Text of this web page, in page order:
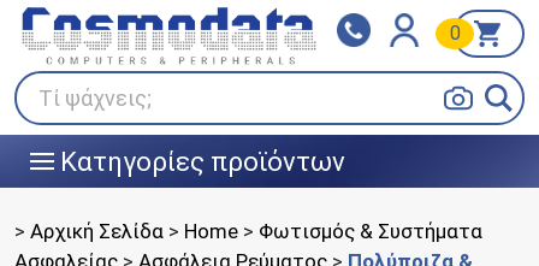
Τί ψάχνεις;
0
||| Κατηγορίες προϊόντων
Klarna
Πληρώστε σε 3
άτοκες δόσεις
BOX NOW
> Αρχική Σελίδα > Home > Φωτισμός & Συστήματα
Ασφαλείας > Ασφάλεια Ρεύματος > Πολύπριζα &